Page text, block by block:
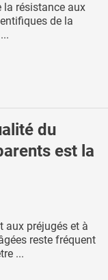
la résistance aux
de la
du
est la
aux préjugés et à
reste fréquent
...